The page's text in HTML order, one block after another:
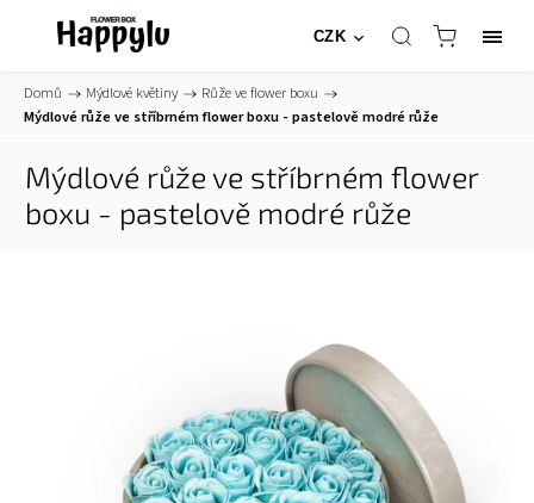
CZK
Domů / Mýdlové květiny / Růže ve flower boxu /
Mýdlové růže ve stříbrném flower boxu - pastelově modré růže
Mýdlové růže ve stříbrném flower
boxu - pastelově modré růže